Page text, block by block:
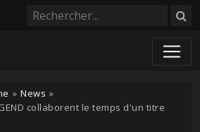
» News »
collaborent le temps d'un titre
cookies